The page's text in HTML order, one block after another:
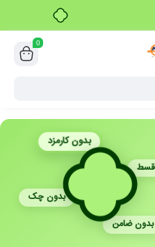
0
بدون کارمزد
بدون چک
بدون ضامن